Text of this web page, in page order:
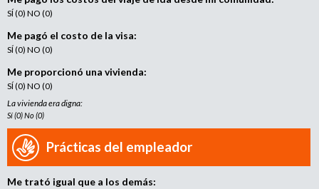
SÍ (0) NO (0)
Me pagó el costo de la visa:
SÍ (0) NO (0)
Me proporcionó una vivienda:
SÍ (0) NO (0)
La vivienda era digna:
Sí (0) No (0)
Prácticas del empleador
Me trató igual que a los demás: